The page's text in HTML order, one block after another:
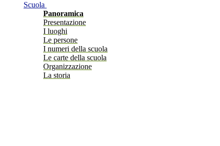
Scuola
Panoramica
Presentazione
I luoghi
Le persone
I numeri della scuola
Le carte della scuola
Organizzazione
La storia